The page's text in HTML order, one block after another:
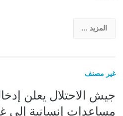
المزيد ...
غير مصنف
مساعدات إنسانية إلى